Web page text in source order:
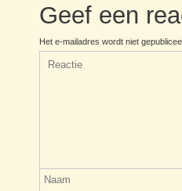
Geef een
Het e-mailadres wordt niet